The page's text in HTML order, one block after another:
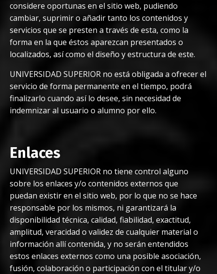
considere oportunas en el sitio web, pudiendo
cambiar, suprimir o añadir tanto los contenidos y
servicios que se presten a través de esta, como la
forma en la que éstos aparezcan presentados o
localizados, así como el diseño y estructura de este.
UNIVERSIDAD SUPERIOR no está obligada a ofrecer el
servicio de forma permanente en el tiempo, podrá
finalizarlo cuando así lo desee, sin necesidad de
indemnizar al usuario o alumno por ello.
Enlaces
UNIVERSIDAD SUPERIOR no tiene control alguno
sobre los enlaces y/o contenidos externos que
puedan existir en el sitio web, por lo que no se hace
responsable por los mismos, ni garantizará la
disponibilidad técnica, calidad, fiabilidad, exactitud,
amplitud, veracidad o validez de cualquier material o
información allí contenida, y no serán entendidos
estos enlaces externos como una posible asociación,
fusión, colaboración o participación con el titular y/o